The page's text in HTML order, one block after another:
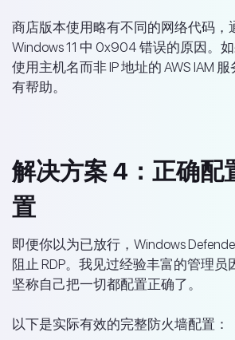
商店版本使用略有不同的网络代码，
Windows 11 中 0x904 错误的原因。
使用主机名而非 IP 地址的 AWS IAM
有帮助。
解决方案 4：正确配
置
即便你以为已放行，Windows
阻止 RDP。我见过经验丰富的管理员
坚称自己把一切都配置正确了。
以下是实际有效的完整防火墙配置：